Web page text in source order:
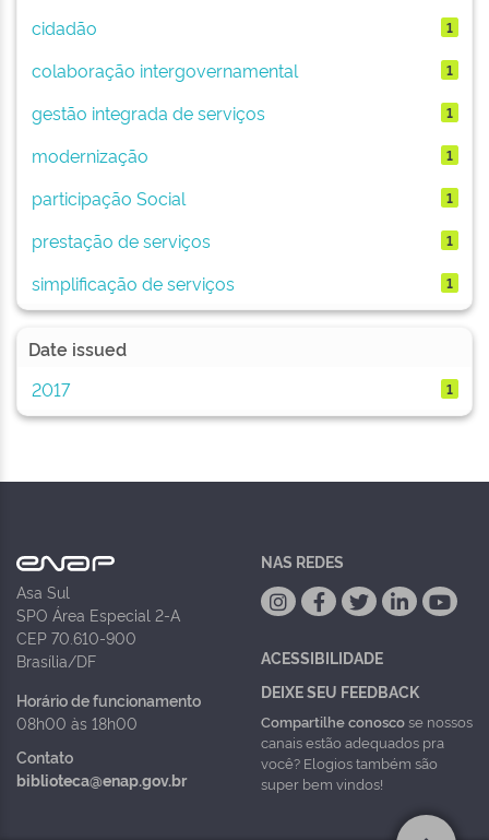
cidadão 1
colaboração intergovernamental 1
gestão integrada de serviços 1
modernização 1
participação Social 1
prestação de serviços 1
simplificação de serviços 1
Date issued
2017
1
Asa Sul
SPO Área Especial 2-A
CEP 70.610-900
Brasília/DF
Horário de funcionamento
08h00 às 18h00
Contato
biblioteca@enap.gov.br
NAS REDES
ACESSIBILIDADE
DEIXE SEU FEEDBACK
Compartilhe conoscose nossos
canais estão adequados pra
você? Elogios também são
super bem vindos!